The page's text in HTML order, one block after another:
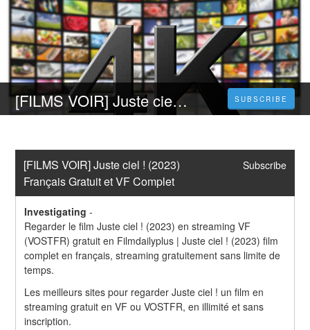
[FILMS VOIR] Juste ciel ! (2023) Français Gratuit et VF Complet SUBSCRIBE
[FILMS VOIR] Juste ciel ! (2023)
Français Gratuit et VF Complet
Subscribe
Investigating -
Regarder le film Juste ciel ! (2023) en streaming VF
(VOSTFR) gratuit en Filmdailyplus | Juste ciel ! (2023) film
complet en français, streaming gratuitement sans limite de
temps.
Les meilleurs sites pour regarder Juste ciel ! un film en
streaming gratuit en VF ou VOSTFR, en illimité et sans
inscription.